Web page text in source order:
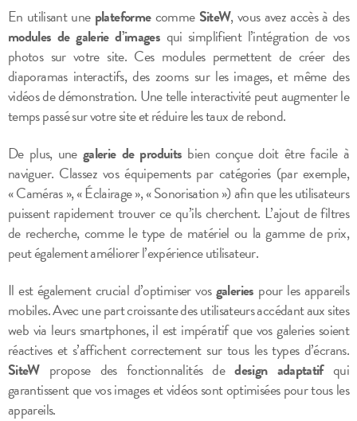
En utilisant une plateformecomme SiteW, vous avez accès à des
modules de galerie d’images qui simplifient l’intégration de vos
photos sur votre site. Ces modules permettent de créer des
diaporamas interactifs, des zooms sur les images, et même des
vidéos de démonstration. Une telle interactivité peut augmenter le
temps passé sur votre site et réduire les taux de rebond.
De plus, une galerie de produits bien conçue doit être facile à
naviguer. Classez vos équipements par catégories (par exemple,
« Caméras », « Éclairage », « Sonorisation ») afin que les utilisateurs
puissent rapidement trouver ce qu’ils cherchent. L’ajout de filtres
de recherche, comme le type de matériel ou la gamme de prix,
peut également améliorer l’expérience utilisateur.
Il est également crucial d’optimiser vosgaleries pour les appareils
mobiles. Avec une part croissante des utilisateurs accédant aux sites
web via leurs smartphones, il est impératif que vos galeries soient
réactives et s’affichent correctement sur tous les types d’écrans.
SiteWpropose des fonctionnalités dedesign adaptatifqui
garantissent que vos images et vidéos sont optimisées pour tous les
appareils.